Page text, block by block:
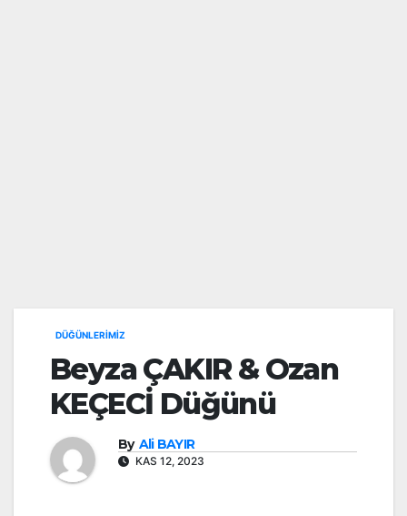
DÜĞÜNLERIMIZ
Beyza ÇAKIR & Ozan
KEÇECİ Düğünü
By Ali BAYIR
KAS 12, 2023